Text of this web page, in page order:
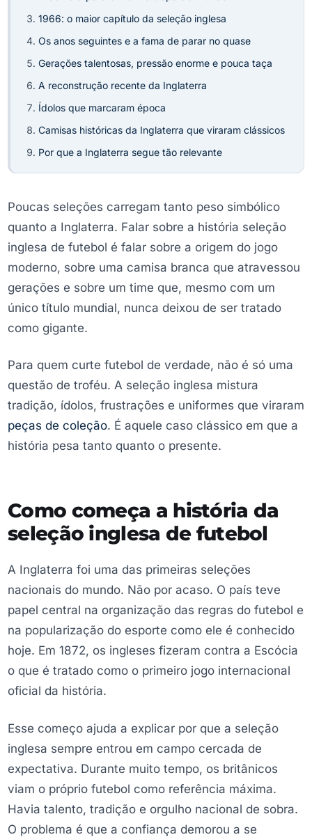
1966: o maior capítulo da seleção inglesa
Os anos seguintes e a fama de parar no quase
Gerações talentosas, pressão enorme e pouca taça
A reconstrução recente da Inglaterra
Ídolos que marcaram época
Camisas históricas da Inglaterra que viraram clássicos
Por que a Inglaterra segue tão relevante
Poucas seleções carregam tanto peso simbólico
quanto a Inglaterra. Falar sobre a história seleção
inglesa de futebol é falar sobre a origem do jogo
moderno, sobre uma camisa branca que atravessou
gerações e sobre um time que, mesmo com um
único título mundial, nunca deixou de ser tratado
como gigante.
Para quem curte futebol de verdade, não é só uma
questão de troféu. A seleção inglesa mistura
tradição, ídolos, frustrações e uniformes que viraram
peças de coleção. É aquele caso clássico em que a
história pesa tanto quanto o presente.
Como começa a história da
seleção inglesa de futebol
A Inglaterra foi uma das primeiras seleções
nacionais do mundo. Não por acaso. O país teve
papel central na organização das regras do futebol e
na popularização do esporte como ele é conhecido
hoje. Em 1872, os ingleses fizeram contra a Escócia
o que é tratado como o primeiro jogo internacional
oficial da história.
Esse começo ajuda a explicar por que a seleção
inglesa sempre entrou em campo cercada de
expectativa. Durante muito tempo, os britânicos
viam o próprio futebol como referência máxima.
Havia talento, tradição e orgulho nacional de sobra.
O problema é que a confiança demorou a se